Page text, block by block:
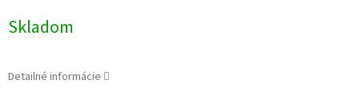
Skladom
Detailné informácie